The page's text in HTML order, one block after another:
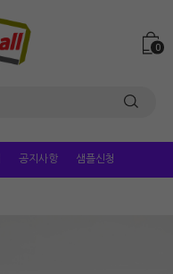
0
공지사항 샘플신청